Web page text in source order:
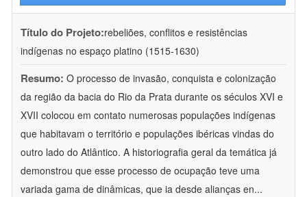
Título do Projeto:rebeliões, conflitos e resistências
indígenas no espaço platino (1515-1630)
Resumo: O processo de invasão, conquista e colonização
da região da bacia do Rio da Prata durante os séculos XVI e
XVII colocou em contato numerosas populações indígenas
que habitavam o território e populações ibéricas vindas do
outro lado do Atlântico. A historiografia geral da temática já
demonstrou que esse processo de ocupação teve uma
variada gama de dinâmicas, que ia desde alianças en...